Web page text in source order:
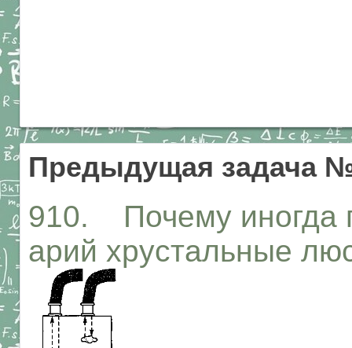
Предыдущая задача
910. Почему иногда
арий хрустальные